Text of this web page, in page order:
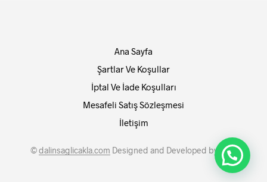
sayfasından
seçilebilir
Ana Sayfa
Şartlar Ve Koşullar
İptal Ve İade Koşulları
Mesafeli Satış Sözleşmesi
İletişim
©dalinsaglicakla.com Designed and Developed by SMY